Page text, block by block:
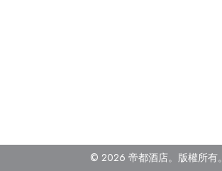
© 2026 帝都酒店。版權所有。